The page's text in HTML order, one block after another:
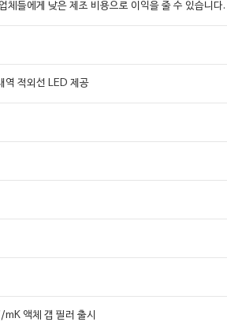
들에게 낮은 제조 비용으로 이익을 줄 수 있습니다.
적외선 LED 제공
액체 갭 필러 출시